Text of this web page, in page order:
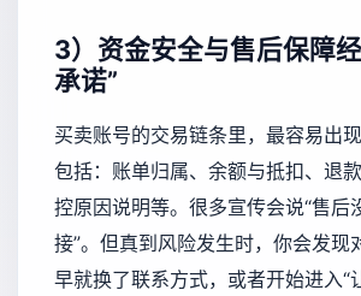
3）资金安全与售后保障
承诺”
买卖账号的交易链条里，最容易出
包括：账单归属、余额与抵扣、退
控原因说明等。很多宣传会说“售后
接”。但真到风险发生时，你会发现
早就换了联系方式，或者开始进入“